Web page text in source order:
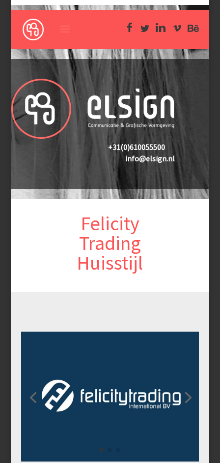
+31(0)610055500
info@elsign.nl
Felicity
Trading
Huisstijl